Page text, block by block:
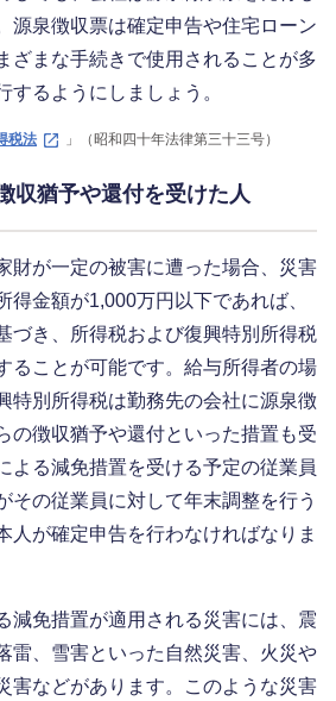
源泉徴収票は確定申告や住宅ローン
ざまな手続きで使用されることが多
するようにしましょう。
税法 」（昭和四十年法律第三十三号）
収猶予や還付を受けた人
財が一定の被害に遭った場合、災害
得金額が1,000万円以下であれば、
づき、所得税および復興特別所得税
ることが可能です。給与所得者の場
特別所得税は勤務先の会社に源泉徴
の徴収猶予や還付といった措置も受
よる減免措置を受ける予定の従業員
その従業員に対して年末調整を行う
人が確定申告を行わなければなりま
減免措置が適用される災害には、震
雷、雪害といった自然災害、火災や
害などがあります。このような災害